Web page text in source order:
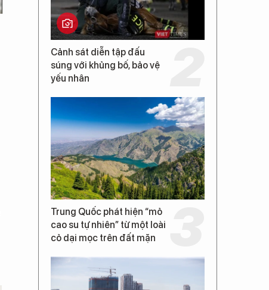
Cảnh sát diễn tập đấu
súng với khủng bố, bảo vệ
yếu nhân
Trung Quốc phát hiện “mỏ
cao su tự nhiên” từ một loài
cỏ dại mọc trên đất mặn